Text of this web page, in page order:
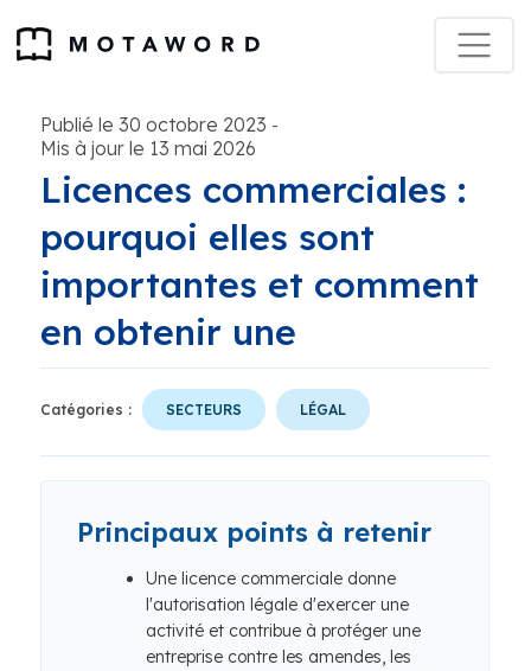
Publié le 30 octobre 2023 -
Mis à jour le 13 mai 2026
Licences commerciales :
pourquoi elles sont
importantes et comment
en obtenir une
Catégories : SECTEURS LÉGAL
Principaux points à retenir
Une licence commerciale donne
l'autorisation légale d'exercer une
activité et contribue à protéger une
entreprise contre les amendes, les